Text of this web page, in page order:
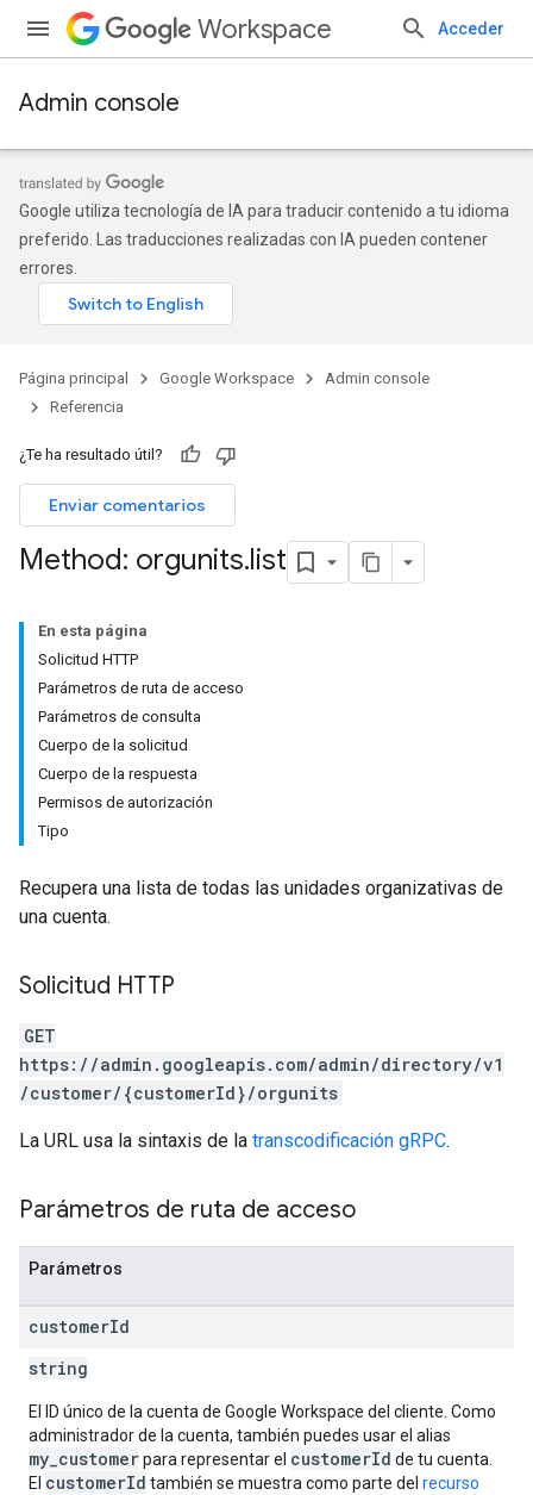
Workspace Acceder
Admin console
Google utiliza tecnología de IA para traducir contenido a tu idioma
preferido. Las traducciones realizadas con IA pueden contener
errores.
Página principal Google Workspace
Admin console
Referencia
¿Te ha resultado útil?
Enviar comentarios
Method: orgunits.list
En esta página
Solicitud HTTP
Parámetros de ruta de acceso
Parámetros de consulta
Cuerpo de la solicitud
Cuerpo de la respuesta
Permisos de autorización
Tipo
Recupera una lista de todas las unidades organizativas de
una cuenta.
Solicitud HTTP
GET
https://admin.googleapis.com/admin/directory/v1
/customer/{customerId}/orgunits
La URL usa la sintaxis de la transcodificación gRPC.
Parámetros de ruta de acceso
Parámetros
customerId
string
El ID único de la cuenta de Google Workspace del cliente. Como
administrador de la cuenta, también puedes usar el alias
my_customerpara representar el customerId de tu cuenta.
El customerId también se muestra como parte del recurso